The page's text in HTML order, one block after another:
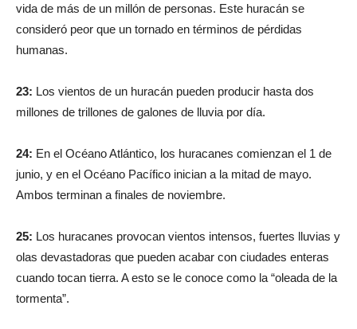
vida de más de un millón de personas. Este huracán se
consideró peor que un tornado en términos de pérdidas
humanas.
23: Los vientos de un huracán pueden producir hasta dos
millones de trillones de galones de lluvia por día.
24: En el Océano Atlántico, los huracanes comienzan el 1 de
junio, y en el Océano Pacífico inician a la mitad de mayo.
Ambos terminan a finales de noviembre.
25: Los huracanes provocan vientos intensos, fuertes lluvias y
olas devastadoras que pueden acabar con ciudades enteras
cuando tocan tierra. A esto se le conoce como la “oleada de la
tormenta”.